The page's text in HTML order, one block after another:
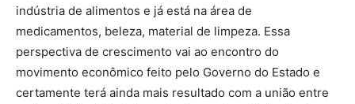
indústria de alimentos e já está na área de
medicamentos, beleza, material de limpeza. Essa
perspectiva de crescimento vai ao encontro do
movimento econômico feito pelo Governo do Estado e
certamente terá ainda mais resultado com a união entre